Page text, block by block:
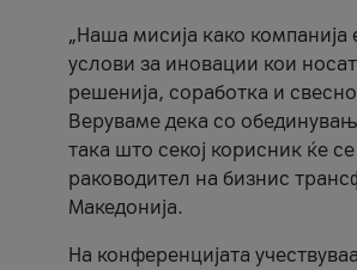
„Наша мисија како
услови за иновации кои
решенија, соработка и
Веруваме дека со
така што секој корисник ќе
раководител на бизнис
Македонија.
На конференцијата